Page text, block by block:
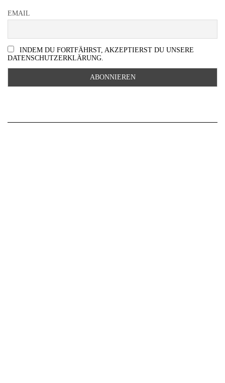
EMAIL
INDEM DU FORTFÄHRST, AKZEPTIERST DU UNSERE
DATENSCHUTZERKLÄRUNG.